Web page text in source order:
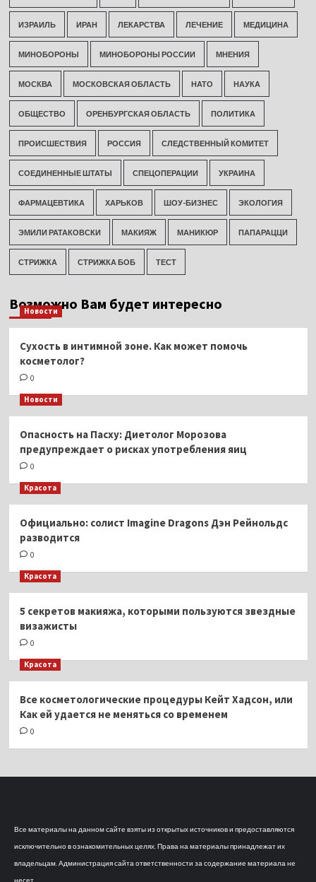
ИЗРАИЛЬ ИРАН ЛЕКАРСТВА ЛЕЧЕНИЕ МЕДИЦИНА
МИНОБОРОНЫ МИНОБОРОНЫ РОССИИ МНЕНИЯ
МОСКВА МОСКОВСКАЯ ОБЛАСТЬ НАТО НАУКА
ОБЩЕСТВО ОРЕНБУРГСКАЯ ОБЛАСТЬ ПОЛИТИКА
ПРОИСШЕСТВИЯ РОССИЯ СЛЕДСТВЕННЫЙ КОМИТЕТ
СОЕДИНЕННЫЕ ШТАТЫ СПЕЦОПЕРАЦИИ УКРАИНА
ФАРМАЦЕВТИКА ХАРЬКОВ ШОУ-БИЗНЕС ЭКОЛОГИЯ
ЭМИЛИ РАТАКОВСКИ МАКИЯЖ МАНИКЮР ПАПАРАЦЦИ
СТРИЖКА СТРИЖКА БОБ ТЕСТ
Возможно Вам будет интересно
Новости
Сухость в интимной зоне. Как может помочь
косметолог?
0
Новости
Опасность на Пасху: Диетолог Морозова
предупреждает о рисках употребления яиц
0
Красота
Официально: солист Imagine Dragons Дэн Рейнольдс
разводится
0
Красота
5 секретов макияжа, которыми пользуются звездные
визажисты
0
Красота
Все косметологические процедуры Кейт Хадсон, или
Как ей удается не меняться со временем
0
Все материалы на данном сайте взяты из открытых источников и предоставляются
исключительно в ознакомительных целях. Права на материалы принадлежат их
владельцам. Администрация сайта ответственности за содержание материала не
несет.